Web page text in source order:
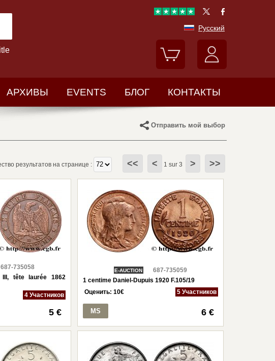
Русский
АРХИВЫ EVENTS БЛОГ КОНТАКТЫ
Отправить мой выбор
результатов на странице : << < 1 sur 3 > >>
687-735058
tête laurée 1862
4 Участников
5 €
E-AUCTION
687-735059
1 centime Daniel-Dupuis 1920 F.105/19
Оценить:10€ 5 Участников
MS 6 €